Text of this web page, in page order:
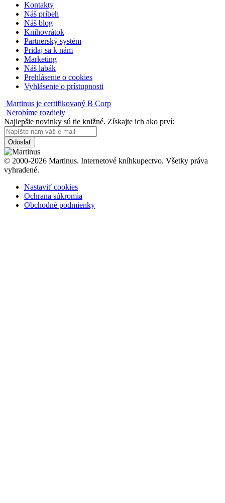
Kontakty
Náš príbeh
Náš blog
Knihovrátok
Partnerský systém
Pridaj sa k nám
Marketing
Náš labák
Prehlásenie o cookies
Vyhlásenie o prístupnosti
Martinus je certifikovaný B Corp
Nerobíme rozdiely
Najlepšie novinky sú tie knižné. Získajte ich ako prví:
Odoslať
© 2000-2026 Martinus. Internetové kníhkupectvo. Všetky práva
vyhradené.
Nastaviť cookies
Ochrana súkromia
Obchodné podmienky